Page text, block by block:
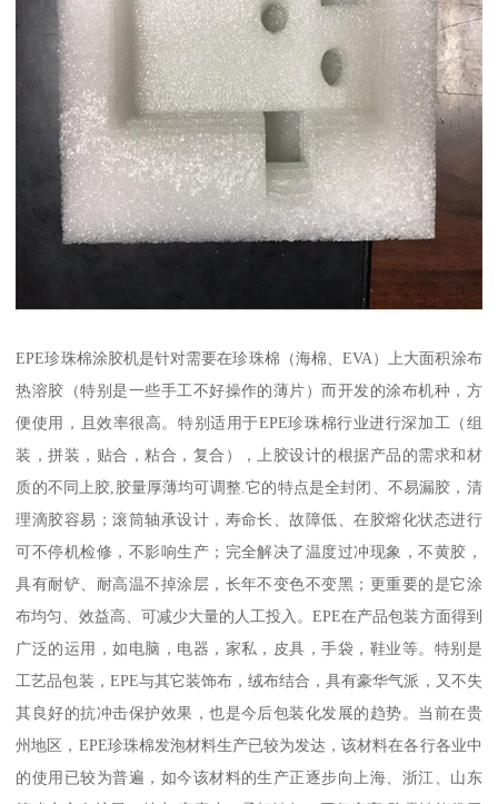
EPE珍珠棉涂胶机是针对需要在珍珠棉（海棉、EVA）上大面积涂布
热溶胶（特别是一些手工不好操作的薄片）而开发的涂布机种，方
便使用，且效率很高。特别适用于EPE珍珠棉行业进行深加工（组
装，拼装，贴合，粘合，复合），上胶设计的根据产品的需求和材
质的不同上胶,胶量厚薄均可调整.它的特点是全封闭、不易漏胶，清
理滴胶容易；滚筒轴承设计，寿命长、故障低、在胶熔化状态进行
可不停机检修，不影响生产；完全解决了温度过冲现象，不黄胶，
具有耐铲、耐高温不掉涂层，长年不变色不变黑；更重要的是它涂
布均匀、效益高、可减少大量的人工投入。EPE在产品包装方面得到
广泛的运用，如电脑，电器，家私，皮具，手袋，鞋业等。特别是
工艺品包装，EPE与其它装饰布，绒布结合，具有豪华气派，又不失
其良好的抗冲击保护效果，也是今后包装化发展的趋势。当前在贵
州地区，EPE珍珠棉发泡材料生产已较为发达，该材料在各行各业中
的使用已较为普遍，如今该材料的生产正逐步向上海、浙江、山东